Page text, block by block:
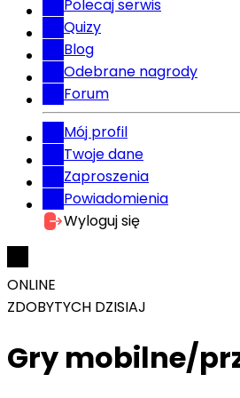
Polecaj serwis
Quizy
Blog
Odebrane nagrody
Forum
Mój profil
Twoje dane
Zaproszenia
Powiadomienia
Wyloguj się
ONLINE
ZDOBYTYCH DZISIAJ
Gry mobilne/